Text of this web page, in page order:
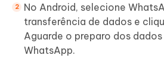
No Android, selecione
transferência de dados e
Aguarde o preparo dos
WhatsApp.